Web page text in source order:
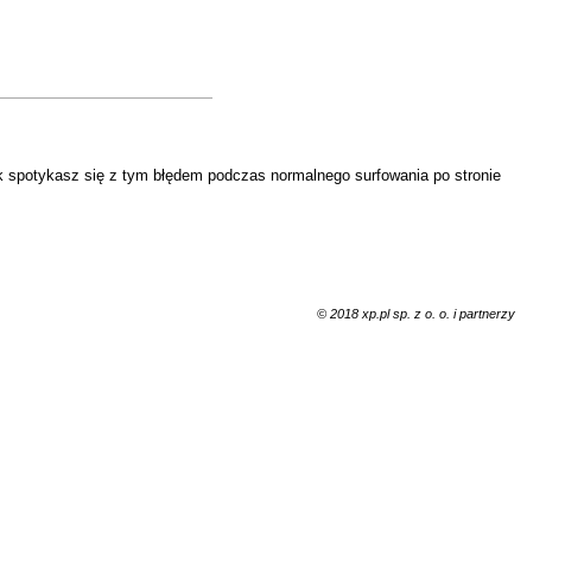
się z tym błędem podczas normalnego surfowania po stronie
© 2018 xp.pl sp. z o. o. i partnerzy